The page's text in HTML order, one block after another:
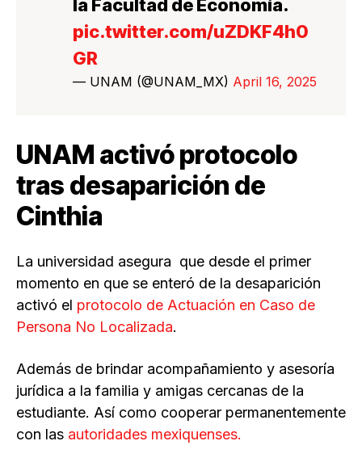
la Facultad de Economía.
pic.twitter.com/uZDKF4h0
GR
— UNAM (@UNAM_MX) April 16, 2025
UNAM activó protocolo
tras desaparición de
Cinthia
La universidad asegura que desde el primer
momento en que se enteró de la desaparición
activó el protocolo de Actuación en Caso de
Persona No Localizada.
Además de brindar acompañamiento y asesoría
jurídica a la familia y amigas cercanas de la
estudiante. Así como cooperar permanentemente
con las autoridades mexiquenses.